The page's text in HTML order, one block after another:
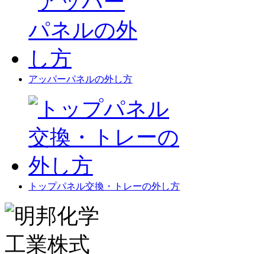
アッパーパネルの外し方
トップパネル交換・トレーの外し方